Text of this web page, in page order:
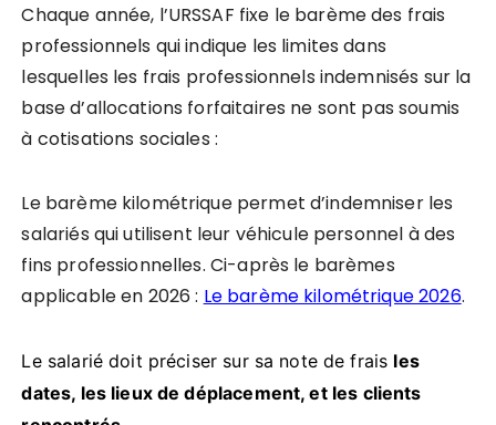
Chaque année, l’URSSAF fixe le barème des frais
professionnels qui indique les limites dans
lesquelles les frais professionnels indemnisés sur la
base d’allocations forfaitaires ne sont pas soumis
à cotisations sociales :
Le barème kilométrique permet d’indemniser les
salariés qui utilisent leur véhicule personnel à des
fins professionnelles. Ci-après le barèmes
applicable en 2026 : Le barème kilométrique 2026.
Le salarié doit préciser sur sa note de frais les
dates, les lieux de déplacement, etles clients